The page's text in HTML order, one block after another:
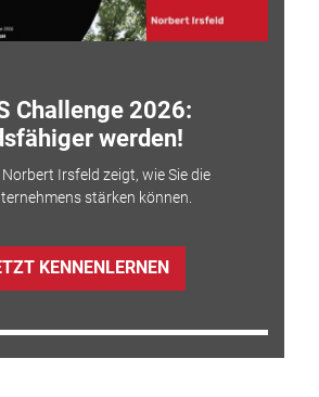
Challenge 2026:
werden!
Irsfeld zeigt, wie Sie die
stärken können.
KENNENLERNEN